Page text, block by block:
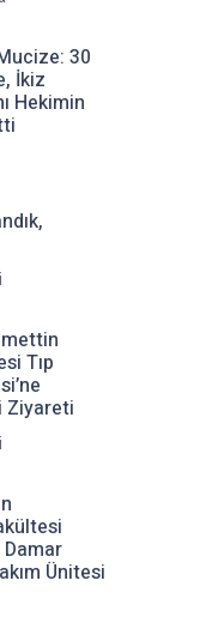
30
İkiz
Hekimin
Tıp
Ziyareti
Ünitesi